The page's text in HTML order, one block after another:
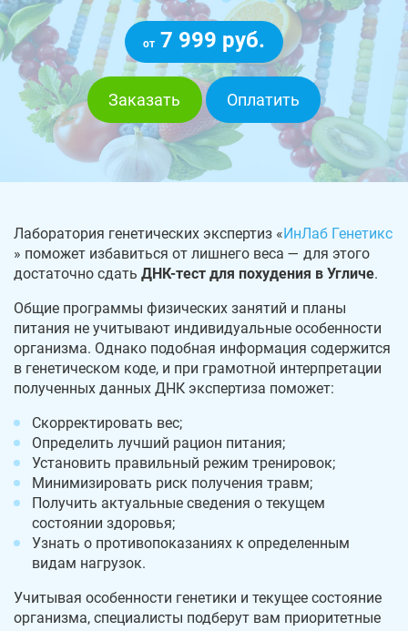
от 7 999 руб.
Заказать Оплатить
Лаборатория генетических экспертиз « ИнЛаб Генетикс
» поможет избавиться от лишнего веса — для этого
достаточно сдать ДНК-тест для похудения в Угличе.
Общие программы физических занятий и планы
питания не учитывают индивидуальные особенности
организма. Однако подобная информация содержится
в генетическом коде, и при грамотной интерпретации
полученных данных ДНК экспертиза поможет:
Скорректировать вес;
Определить лучший рацион питания;
Установить правильный режим тренировок;
Минимизировать риск получения травм;
Получить актуальные сведения о текущем
состоянии здоровья;
Узнать о противопоказаниях к определенным
видам нагрузок.
Учитывая особенности генетики и текущее состояние
организма, специалисты подберут вам приоритетные